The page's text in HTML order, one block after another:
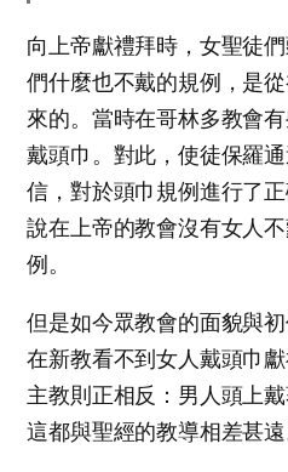
向上帝獻禮拜時，女聖徒
們什麼也不戴的規例，是
來的。當時在哥林多教會
戴頭巾。對此，使徒保羅
信，對於頭巾規例進行了
說在上帝的教會沒有女人
例。
但是如今眾教會的面貌與
在新教看不到女人戴頭巾
主教則正相反：男人頭上
這都與聖經的教導相差甚遠